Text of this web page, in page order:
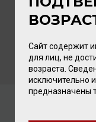
Сайт содержит
для лиц, не
возраста.
исключительно
предназначены